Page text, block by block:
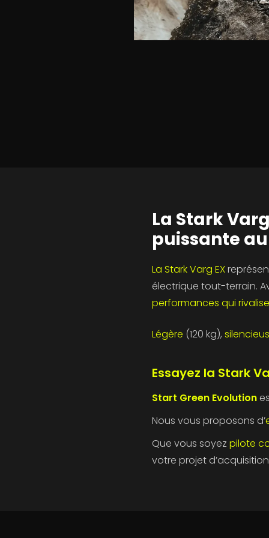
La Stark
puissante
La Stark Varg EX
électrique tout-terrain.
performances qui
Légère (120 kg),
Essayez la Stark
Start Green Evolution
Nous vous proposons d’
Que vous soyez pilote
votre projet